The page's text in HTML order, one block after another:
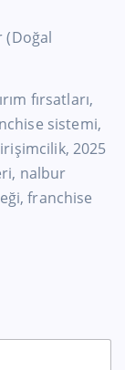
(Doğal
fırsatları,
sistemi,
2025
nalbur
franchise